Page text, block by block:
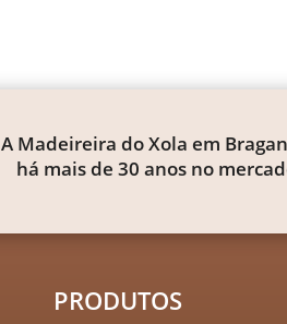
A Madeireira do Xola em
há mais de 30 anos no
PRODUTOS